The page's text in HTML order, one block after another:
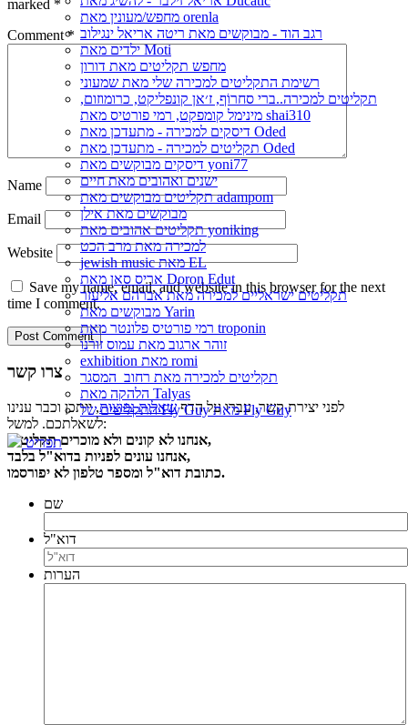
מחפש/מעונין מאת orenla
רגב הוד - מבוקשים מאת ריטה אריאל ינגילוב
ילדים מאת Moti
מחפש תקליטים מאת דורון
רשימת התקליטים למכירה שלי מאת שמעוני
תקליטים למכירה..ברי סחרוֹף, ז׳אן קונפליקט, כרומוזום,
מינימל קומפקט, רמי פורטיס מאת shai310
דיסקים למכירה - מתעדכן מאת Oded
תקליטים למכירה - מתעדכן מאת Oded
דיסקים מבוקשים מאת yoni77
ישנים ואהובים מאת חיים
תקליטים מבוקשים מאת adampom
מבוקשים מאת אילן
תקליטים אהובים מאת yoniking
למכירה מאת מרב הכט
jewish music מאת EL
אריס סאן מאת Doron Edut
תקליטים ישראליים למכירה מאת אברהם אליעזר
מבוקשים מאת Yarin
רמי פורטיס פלונטר מאת troponin
זוהר ארגוב מאת עמוס זורנו
exhibition מאת romi
תקליטים למכירה מאת רחוב_המסגר
הלהקה מאת Talyas
התקליטים של Fly Guy מאת Fly Guy
תפריט
marked *
Comment*
Name
Email
Website
Save my name, email, and website in this browser for the next
time I comment.
צרו קשר
לפני יצירת קשר, עברו על הדףשאלות נפוצות, ייתכן וכבר ענינו
לשאלתכם. למשל:
אנחנו לא קונים ולא מוכרים תקליטים,
אנחנו עונים לפניות בדוא"ל בלבד,
כתובת דוא"ל ומספר טלפון לא יפורסמו.
שם
דוא"ל
הערות